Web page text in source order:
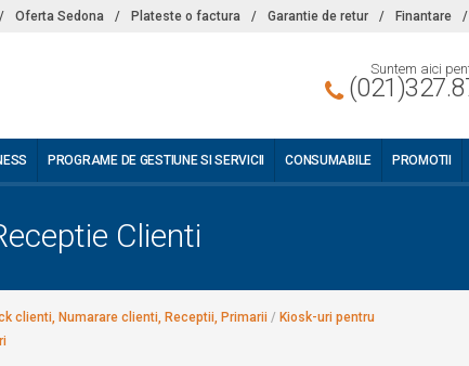
/ Oferta Sedona / Plateste o factura / Garantie de retur / Finantare /
Suntem aici
PROGRAME DE GESTIUNE SI SERVICII CONSUMABILE PROMOTII
Clienti
clienti, Numarare clienti, Receptii, Primarii / Kiosk-uri pentru